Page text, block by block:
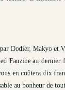
Dodier, Makyo et
Fanzine au
en coûtera dix
au bonheur